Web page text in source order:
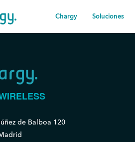
Chargy Soluciones
de Balboa 120